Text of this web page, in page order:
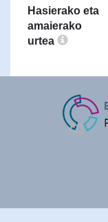
Hasierako eta
amaierako
urtea